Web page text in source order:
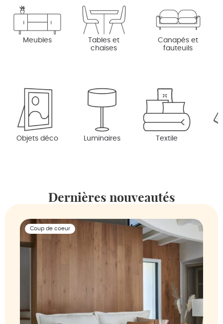
Meubles
Tables et
chaises
Canapés et
fauteuils
Objets déco Luminaires Textile
Dernières nouveautés
Coup de coeur